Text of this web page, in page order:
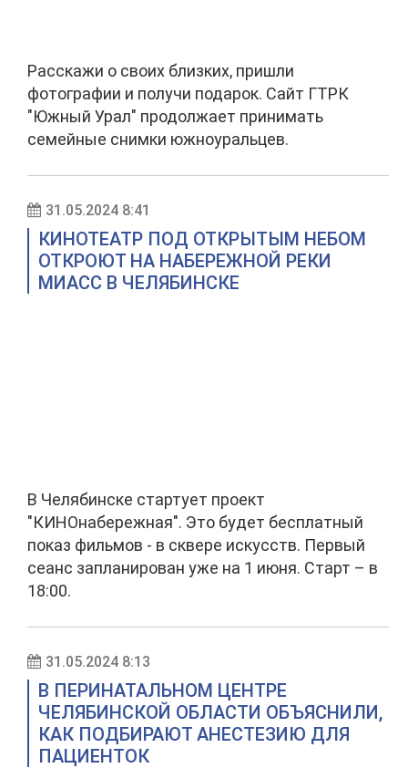
Расскажи о своих близких, пришли
фотографии и получи подарок. Сайт ГТРК
"Южный Урал" продолжает принимать
семейные снимки южноуральцев.
31.05.2024 8:41
КИНОТЕАТР ПОД ОТКРЫТЫМ НЕБОМ
ОТКРОЮТ НА НАБЕРЕЖНОЙ РЕКИ
МИАСС В ЧЕЛЯБИНСКЕ
В Челябинске стартует проект
"КИНОнабережная". Это будет бесплатный
показ фильмов - в сквере искусств. Первый
сеанс запланирован уже на 1 июня. Старт – в
18:00.
31.05.2024 8:13
В ПЕРИНАТАЛЬНОМ ЦЕНТРЕ
ЧЕЛЯБИНСКОЙ ОБЛАСТИ ОБЪЯСНИЛИ,
КАК ПОДБИРАЮТ АНЕСТЕЗИЮ ДЛЯ
ПАЦИЕНТОК